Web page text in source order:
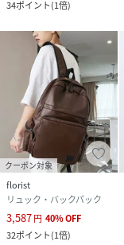
34ポイント(1倍)
クーポン対象
florist
リュック・バックパック
3,587円 40%OFF
32ポイント(1倍)